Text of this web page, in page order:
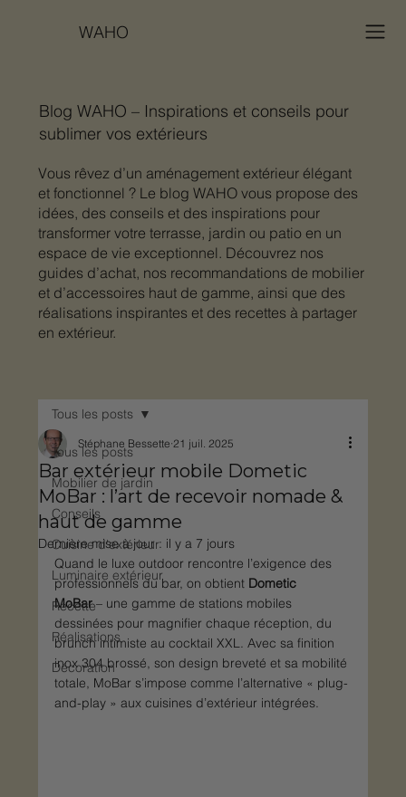
WAHO
Blog WAHO – Inspirations et conseils pour
sublimer vos extérieurs
Vous rêvez d’un aménagement extérieur élégant
et fonctionnel ? Le blog WAHO vous propose des
idées, des conseils et des inspirations pour
transformer votre terrasse, jardin ou patio en un
espace de vie exceptionnel. Découvrez nos
guides d’achat, nos recommandations de mobilier
et d’accessoires haut de gamme, ainsi que des
réalisations inspirantes et des recettes à partager
en extérieur.
Tous les posts
Mobilier de jardin
Conseils
Cuisine d'extérieur
Luminaire extérieur
Recette
Réalisations
Décoration
Tous les posts
Bar extérieur mobile Dometic
MoBar : l’art de recevoir nomade &
haut de gamme
Stéphane Bessette 21 juil. 2025
Dernière mise à jour : il y a 7 jours
Quand le luxe outdoor rencontre l’exigence des
professionnels du bar, on obtient Dometic
MoBar – une gamme de stations mobiles
dessinées pour magnifier chaque réception, du
brunch intimiste au cocktail XXL. Avec sa finition
inox 304 brossé, son design breveté et sa mobilité
totale, MoBar s’impose comme l’alternative « plug-
and-play » aux cuisines d’extérieur intégrées.